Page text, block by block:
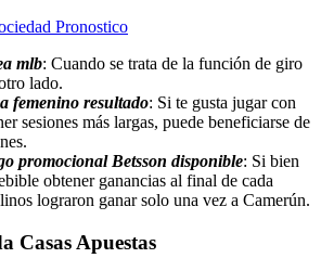
Pronostico
mlb: Cuando se trata de la función de giro
lado.
femenino resultado: Si te gusta jugar con
sesiones más largas, puede beneficiarse de
promocional Betsson disponible: Si bien
obtener ganancias al final de cada
lograron ganar solo una vez a Camerún.
Casas Apuestas